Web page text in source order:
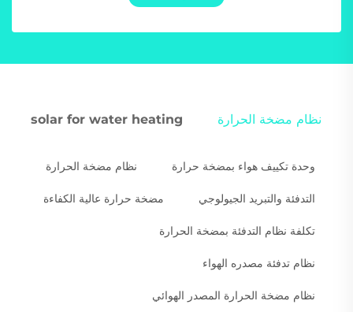
نظام مضخة الحرارة solar for water heating
وحدة تكييف هواء بمضخة حرارة نظام مضخة الحرارة
التدفئة والتبريد الجيولوجي مضخة حرارة عالية الكفاءة
تكلفة نظام التدفئة بمضخة الحرارة
نظام تدفئة مصدره الهواء
نظام مضخة الحرارة المصدر الهوائي